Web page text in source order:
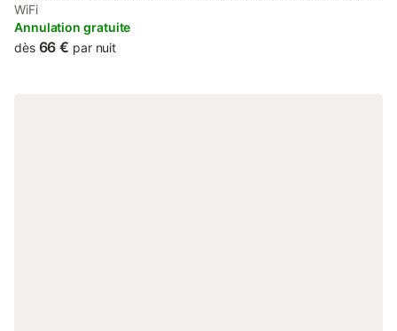
rues piétonnes..) Le studio Aristide situé au rdc est composé : -
D’un séjour avec canapé clic-clac 190x135, table chaises, Tv et
Wifi illimité -Une cuisine équipée avec plaque induction, four
WiFi
Annulation gratuite
dès 66 € par nuit